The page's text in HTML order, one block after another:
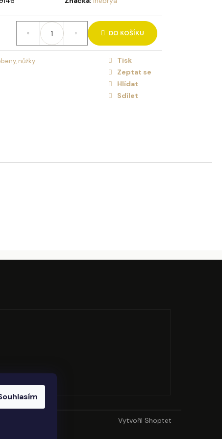
DO KOŠÍKU
nůžky
Tisk
Zeptat se
Hlídat
Sdílet
VLASY
Vytvořil Shoptet